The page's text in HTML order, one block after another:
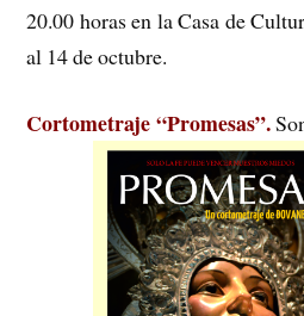
20.00 horas en la Casa de
al 14 de octubre.
Cortometraje “Promesas”.